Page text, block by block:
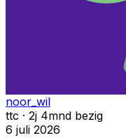
noor_wil
ttc · 2j 4mnd bezig
6 juli 2026